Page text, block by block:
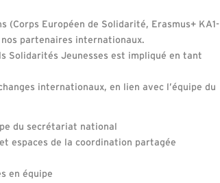
(Corps Européen de Solidarité, Erasmus+ KA1-
partenaires internationaux.
Solidarités Jeunesses est impliqué en tant
internationaux, en lien avec l’équipe du
du secrétariat national
espaces de la coordination partagée
en équipe